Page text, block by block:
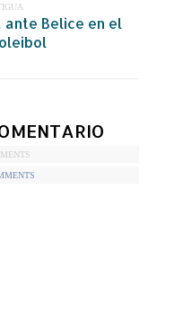
ante Belice en el